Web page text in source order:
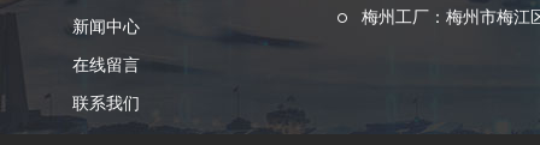
新闻中心
在线留言
联系我们
梅州工厂：梅州市梅江